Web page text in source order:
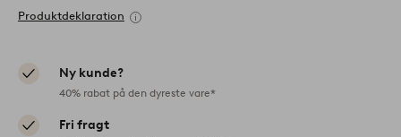
Produktdeklaration
Ny kunde?
40% rabat på den dyreste vare*
Fri fragt